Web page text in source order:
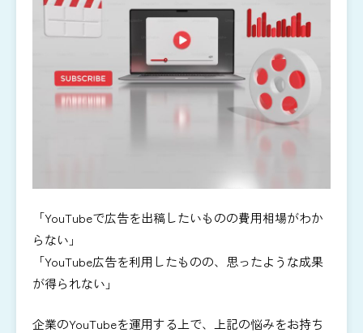
「YouTubeで広告を出稿したいものの費用相場がわか
らない」
「YouTube広告を利用したものの、思ったような成果
が得られない」
企業のYouTubeを運用する上で、上記の悩みをお持ち